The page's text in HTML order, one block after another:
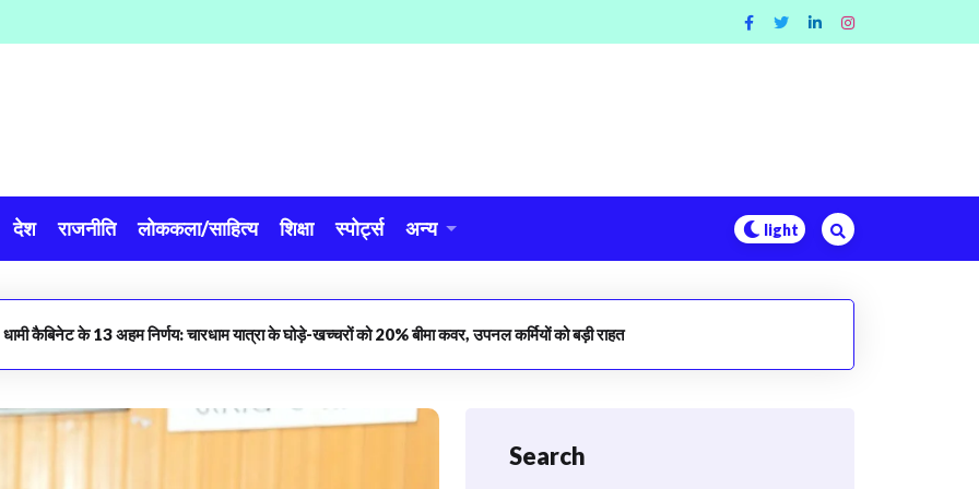
देश राजनीति लोककला/साहित्य शिक्षा स्पोर्ट्स अन्य
​धामी कैबिनेट के 13 अहम निर्णय: चारधाम यात्रा के घोड़े-खच्चरों को 20% बीमा कवर, उपनल कर्मियों को बड़ी राहत
Search